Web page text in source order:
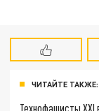
ЧИТАЙТЕ ТАКЖЕ:
Технофашисты XXI